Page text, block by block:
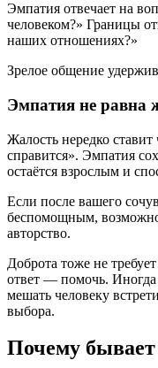
Эмпатия отвечает на
человеком?» Границы
наших отношениях?»
Зрелое общение
Эмпатия не равна
Жалость нередко
справится». Эмпатия
остаётся взрослым и
Если после вашего
беспомощным,
авторство.
Доброта тоже не
ответ — помочь.
мешать человеку
выбора.
Почему бывает